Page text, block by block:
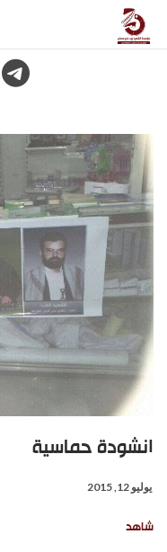
انشودة حماسية
يوليو 12, 2015
شاهد